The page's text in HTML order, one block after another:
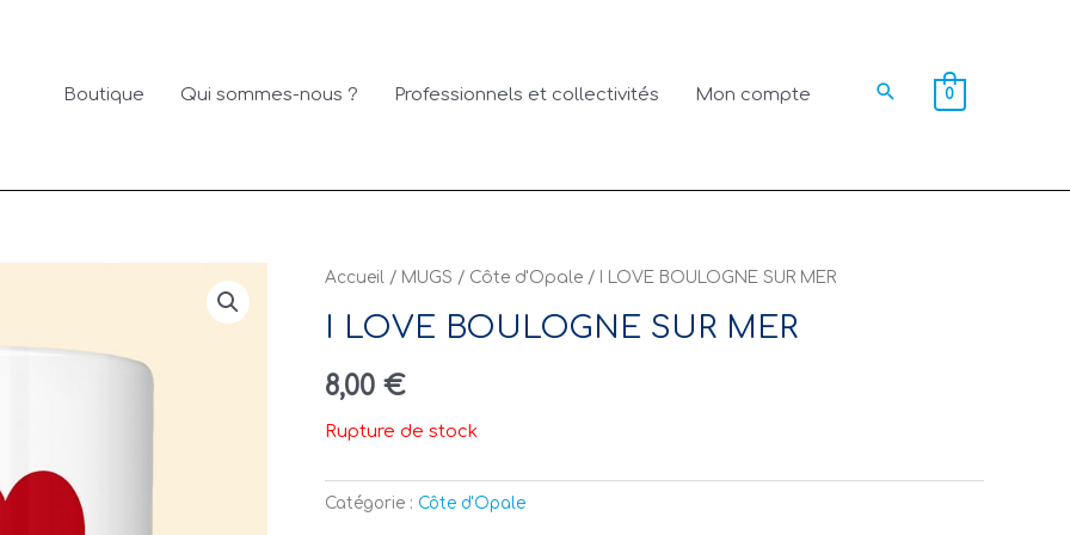
Boutique Qui sommes-nous ? Professionnels et collectivités Mon compte Rechercher
0
Accueil / MUGS / Côte d'Opale / I LOVE BOULOGNE SUR MER
I LOVE BOULOGNE SUR MER
8,00 €
Rupture de stock
Catégorie : Côte d'Opale